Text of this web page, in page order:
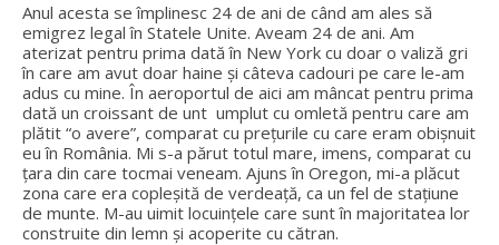
Anul acesta se împlinesc 24 de ani de când am ales să
emigrez legal în Statele Unite. Aveam 24 de ani. Am
aterizat pentru prima dată în New York cu doar o valiză gri
în care am avut doar haine și câteva cadouri pe care le-am
adus cu mine. În aeroportul de aici am mâncat pentru prima
dată un croissant de unt umplut cu omletă pentru care am
plătit “o avere”, comparat cu prețurile cu care eram obișnuit
eu în România. Mi s-a părut totul mare, imens, comparat cu
țara din care tocmai veneam. Ajuns în Oregon, mi-a plăcut
zona care era copleșită de verdeață, ca un fel de stațiune
de munte. M-au uimit locuințele care sunt în majoritatea lor
construite din lemn și acoperite cu cătran.